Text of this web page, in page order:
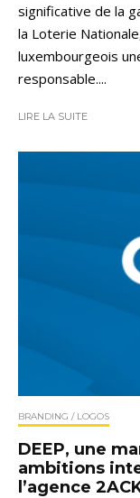
significative de la
la Loterie
luxembourgeois
responsable....
LIRE LA SUITE
BRANDING / LOGOS
DEEP, une
ambitions
l’agence